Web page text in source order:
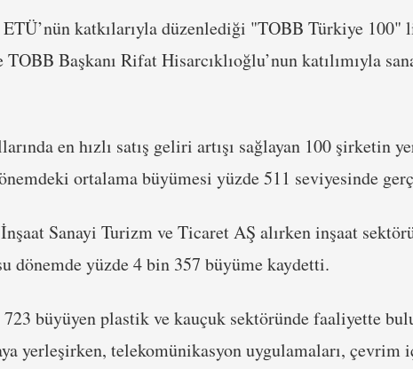
katkılarıyla düzenlediği "TOBB Türkiye
TOBB Başkanı Rifat Hisarcıklıoğlu’nun katılımıyla
en hızlı satış geliri artışı sağlayan 100 şirketin
ortalama büyümesi yüzde 511 seviyesinde
Sanayi Turizm ve Ticaret AŞ alırken inşaat
dönemde yüzde 4 bin 357 büyüme kaydetti.
büyüyen plastik ve kauçuk sektöründe faaliyette
yerleşirken, telekomünikasyon uygulamaları, çevrim